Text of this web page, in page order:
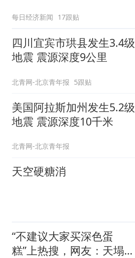
客：机上100多人只有2个
厕所；客服回应：并非每
架飞机都会发放西梅汁
每日经济新闻 17跟贴
四川宜宾市珙县发生3.4级
地震 震源深度9公里
北青网-北京青年报 5跟贴
美国阿拉斯加州发生5.2级
地震 震源深度10千米
北青网-北京青年报
天空硬糖消
“不建议大家买深色蛋
糕”上热搜，网友：天塌